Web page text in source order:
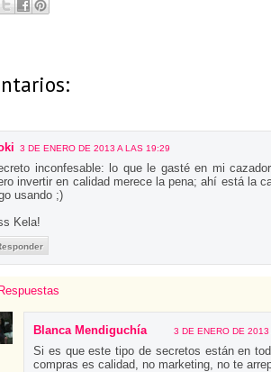
3 DE ENERO DE 2013 A LAS 19:29
inconfesable: lo que le gasté en mi
invertir en calidad merece la pena; ahí está la
usando ;)
Kela!
Respuestas
Blanca Mendiguchía 3 DE ENERO DE
Si es que este tipo de secretos están en
compras es calidad, no marketing, no te